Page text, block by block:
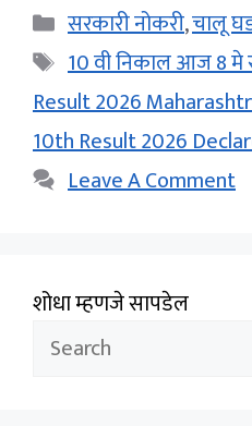
Categories
सरकारी नोकरी,चालू
Tags
10 वी निकाल आज 8 मे
Result 2026
10th Result 2026
Leave A Comment
शोधा म्हणजे सापडेल